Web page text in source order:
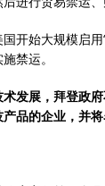
开始大规模启
禁运。
发展，拜登政
品的企业，并将